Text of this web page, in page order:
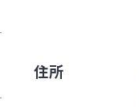
住所